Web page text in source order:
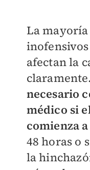
La
afectan la
necesario
médico si
comienza
48 horas o
la